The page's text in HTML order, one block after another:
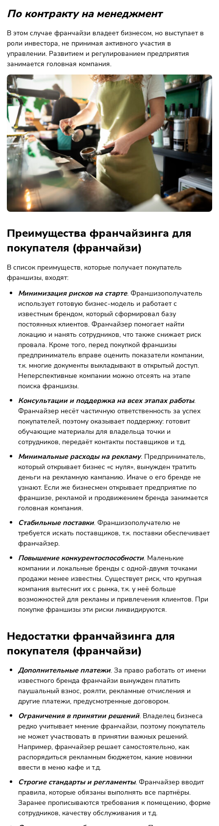
В опционном договоре указывается, что франчайзи не
запускает одно предприятие, но и получает
преимущественное право открывать несколько точек под
брендом франчайзера. В договоре могут быть прописаны
количество допустимых точек и даты их открытия.
НА ЗАМЕТКУ! Опцион позволяетзаключать в будущем
сделки, условия которых заранее оговорены.
Примечательно, что опционное соглашение даёт права,
не обязанности – предприниматель может открывать
франчайзинговые точки, но не обязан этого делать.
Конверсионный
Конверсионные сделки заключают, если к владельцу
присоединяется целое предприятие, которое работает в
же отрасли. Обе стороны получают преимущества от
который обладает навыками и не нуждается в обучении.
Франчайзи, в свою очередь, может работать от лица
известного бренда. Тем самым стороны увеличивают
компании, совмещая клиентские потоки друг друга.
Дочерний
Как и конверсионный, дочерний франчайзинг
что к франчайзеру присоединяется предприятие. При
франшизополучателем выступает опытная компания,
хочет выйти на федеральный уровень, повысить
конкурентоспособность, присоединиться к научным
исследованиям.
Дочерние компании имеют большую независимость от
головного предприятия и часто сохраняют оригинальное
название.
По контракту на менеджмент
В этом случае франчайзи владеет бизнесом, но
роли инвестора, не принимая активного участия в
управлении. Развитием и регулированием предприятия
занимается головная компания.
Преимущества франчайзинга для
покупателя (франчайзи)
В список преимуществ, которые получает покупатель
франшизы, входят:
Минимизация рисков на старте.
использует готовую бизнес-модель и работает с
известным брендом, который сформировал базу
постоянных клиентов. Франчайзер помогает найти
локацию и нанять сотрудников, что также снижает
провала. Кроме того, перед покупкой франшизы